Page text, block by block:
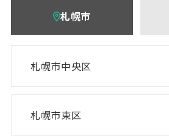
札幌市
札幌市中央区
NISCO plus 伏見教室
札幌市東区